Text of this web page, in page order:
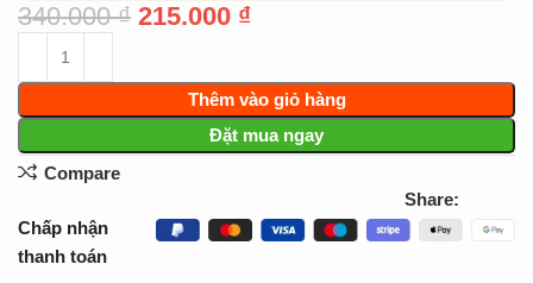
340.000₫ 215.000 ₫
Thêm vào giỏ hàng
Đặt mua ngay
Compare
Share:
Chấp nhận
thanh toán